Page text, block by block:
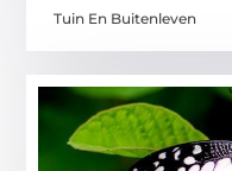
Tuin En Buitenleven